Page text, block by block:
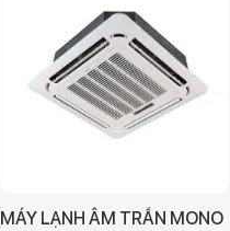
MÁY LẠNH ÂM TRẦN MONO